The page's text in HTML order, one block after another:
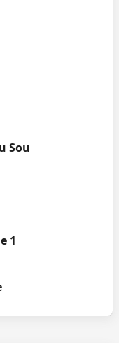
Sou
1